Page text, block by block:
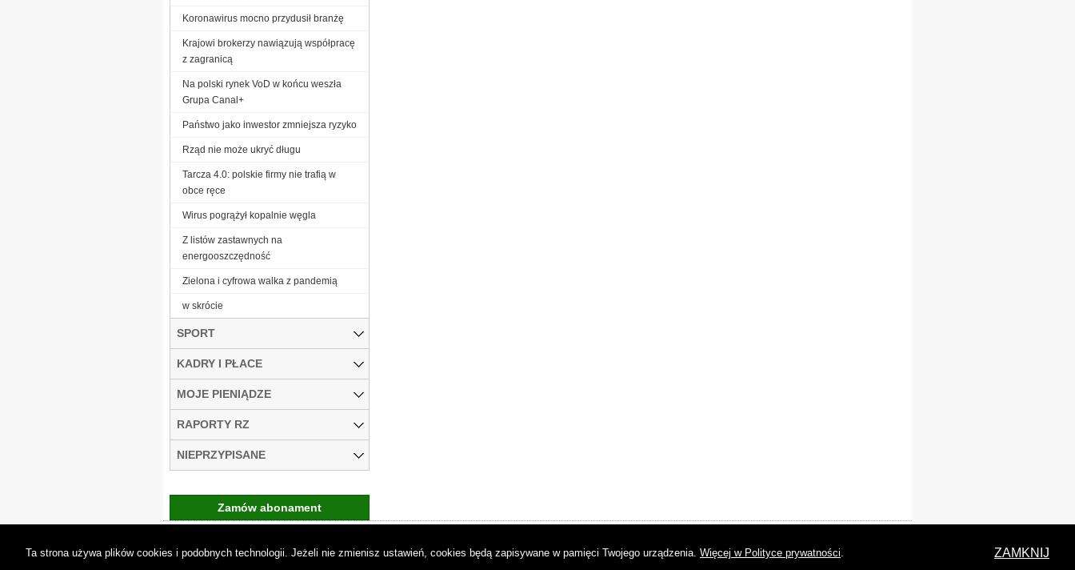
Koronawirus mocno przydusił branżę
Krajowi brokerzy nawiązują współpracę
z zagranicą
Na polski rynek VoD w końcu weszła
Grupa Canal+
Państwo jako inwestor zmniejsza ryzyko
Rząd nie może ukryć długu
Tarcza 4.0: polskie firmy nie trafią w
obce ręce
Wirus pogrążył kopalnie węgla
Z listów zastawnych na
energooszczędność
Zielona i cyfrowa walka z pandemią
w skrócie
SPORT
KADRY I PŁACE
MOJE PIENIĄDZE
RAPORTY RZ
NIEPRZYPISANE
Zamów abonament
Ta strona używa plików cookies i podobnych technologii. Jeżeli nie zmienisz ustawień, cookies będą zapisywane w pamięci Twojego urządzenia. Więcej w Polityce prywatności. ZAMKNIJ